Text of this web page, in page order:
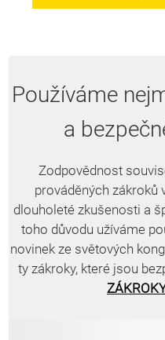
Používáme
a
Zodpovědnost
prováděných zákroků
dlouholeté zkušenosti a
toho důvodu užíváme
novinek ze světových
ty zákroky, které jsou